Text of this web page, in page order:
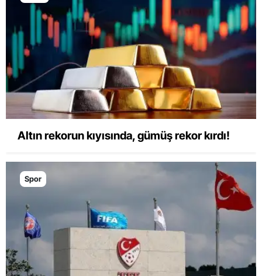
Altın rekorun kıyısında, gümüş rekor kırdı!
Spor